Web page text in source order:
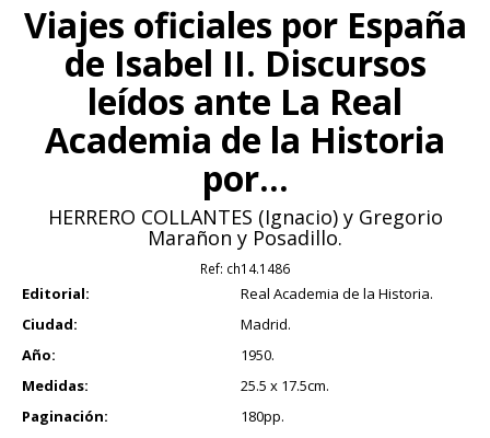
Viajes oficiales por España
de Isabel II. Discursos
leídos ante La Real
Academia de la Historia
por...
HERRERO COLLANTES (Ignacio) y Gregorio
Marañon y Posadillo.
Ref: ch14.1486
Editorial:
Real Academia de la Historia.
Ciudad:
Madrid.
Año:
1950.
Medidas:
25.5 x 17.5cm.
Paginación:
180pp.